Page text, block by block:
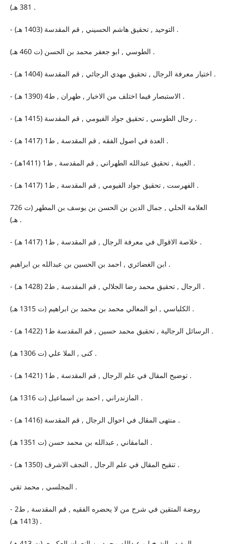
381 هـ) .
- التوحيد , تحقيق هاشم الحسيني , قم المقدسة (1403 هـ) .
الطوسي , ابو جعفر محمد بن الحسن (ت 460 هـ) .
- اختيار معرفة الرجال , تحقيق مهدي الرجائي , قم المقدسة (1404 هـ) .
- الاستبصار فيما اختلف من الاخبار , طهران , ط4 (1390 هـ) .
- رجال الطوسي , تحقيق جواد الفيومي , قم المقدسة (1415 هـ) .
- العدة في اصول الفقه , قم المقدسة , ط1 (1417 هـ) .
- الغيبة , تحقيق عبدالله الطهراني , قم المقدسة , ط1 (1411هـ) .
- الفهرست , تحقيق جواد الفيومي , قم المقدسة , ط1 (1417 هـ) .
العلامة الحلي , جمال الدين بن الحسن بن يوسف بن المطهر (ت 726
هـ) .
- خلاصة الاقوال في معرفة الرجال , قم المقدسة , ط1 (1417 هـ) .
ابن الغضائري , احمد بن الحسين بن عبدالله بن ابراهيم .
- الرجال , تحقيق محمد رضا الجلالي , قم المقدسة , ط2 (1428 هـ) .
الكلباسي , ابو المعالي محمد بن محمد بن ابراهيم (ت 1315 هـ) .
- الرسائل الرجالية , تحقيق محمد حسين , قم المقدسة ط1 (1422 هـ) .
كنى , الملا علي (ت 1306 هـ) .
- توضيح المقال في علم الرجال , قم المقدسة , ط1 (1421 هـ) .
المازندراني , احمد بن اسماعيل (ت 1316 هـ) .
- منتهى المقال في احوال الرجال , قم المقدسة (1416 هـ) .
المامقاني , عبدالله بن محمد حسن (ت 1351 هـ) .
- تنقيح المقال في علم الرجال , النجف الاشرف (1350 هـ) .
المجلسي , محمد تقي .
- روضة المتقين في شرح من لا يحضره الفقيه , قم المقدسة , ط2
(1413 هـ) .